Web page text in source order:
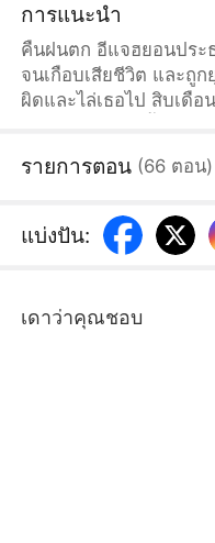
การแนะนำ
คืนฝนตก อีแจฮยอนประ
จนเกือบเสียชีวิต และถูก
ผิดและไล่เธอไป สิบเดื
และความเข้าใจผิด คว
รายการตอน (66 ตอน)
แบ่งปัน:
เดาว่าคุณชอบ